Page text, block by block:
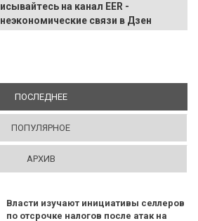
на канал EER -
связи в Дзен
ПОСЛЕДНЕЕ(АКТИВНАЯ ВКЛАДКА)
ПОПУЛЯРНОЕ
АРХИВ
Власти изучают инициативы селлеров
по отсрочке налогов после атак на